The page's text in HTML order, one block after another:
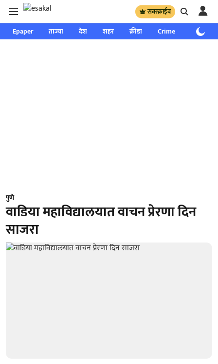
सबस्क्राईब
Epaper ताज्या देश शहर क्रीडा Crime साप्ताहिक
पुणे
वाडिया महाविद्यालयात वाचन प्रेरणा दिन
साजरा